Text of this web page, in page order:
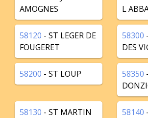
AMOGNES
L
58120 - ST LEGER DE
FOUGERET
58300
DES
58200 - ST LOUP 58350
58130 - ST MARTIN
58140